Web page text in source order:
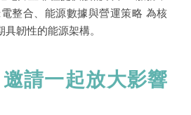
整合、能源數據與營運策略 為核
韌性的能源架構。
請一起放大影響